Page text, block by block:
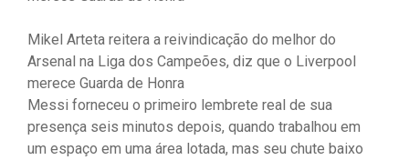
Mikel Arteta reitera a reivindicação do melhor do
Arsenal na Liga dos Campeões, diz que o Liverpool
merece Guarda de Honra
Messi forneceu o primeiro lembrete real de sua
presença seis minutos depois, quando trabalhou em
um espaço em uma área lotada, mas seu chute baixo